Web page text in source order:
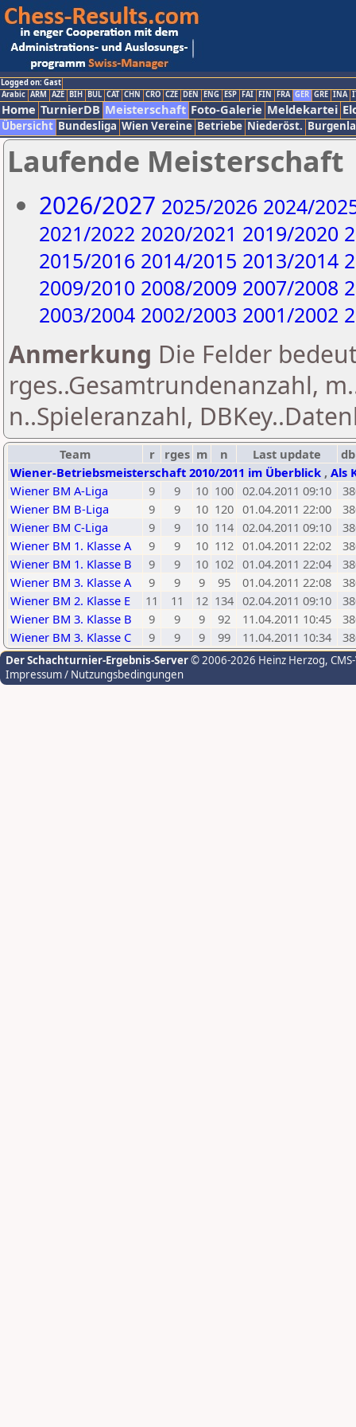
Logged on: Gast
Arabic ARM AZE BIH BUL CAT CHN CRO CZE DEN ENG ESP FAI FIN FRA GER GRE INA
Home TurnierDB Meisterschaft Foto-Galerie Meldekartei
Übersicht Bundesliga Wien Vereine Betriebe Niederöst.
Laufende Meisterschaft
2026/2027 2025/2026 2024/
2021/2022 2020/2021 2019/2020
2015/2016 2014/2015 2013/2014
2009/2010 2008/2009 2007/2008
2003/2004 2002/2003 2001/2002
Anmerkung Die Felder
rges..Gesamtrundenanzahl,
n..Spieleranzahl,
Team r rges m n Last update
Wiener-Betriebsmeisterschaft 2010/2011 im Überblick , Als
Wiener BM A-Liga
9 9 10 100 02.04.2011 09:10
Wiener BM B-Liga
9 9 10 120 01.04.2011 22:00
Wiener BM C-Liga
9 9 10 114 02.04.2011 09:10
Wiener BM 1. Klasse A
9 9 10 112 01.04.2011 22:02
Wiener BM 1. Klasse B
9 9 10 102 01.04.2011 22:04
Wiener BM 3. Klasse A
9 9 9 95 01.04.2011 22:08
Wiener BM 2. Klasse E
11 11 12 134 02.04.2011 09:10
Wiener BM 3. Klasse B
9 9 9 92 11.04.2011 10:45
Wiener BM 3. Klasse C
9 9 9 99 11.04.2011 10:34
Der Schachturnier-Ergebnis-Server© 2006-2026 Heinz Herzog,
Impressum / Nutzungsbedingungen